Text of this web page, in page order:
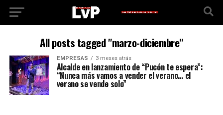
All posts tagged "marzo-diciembre"
EMPRESAS 3 meses atrás
Alcalde en lanzamiento de “Pucón te espera”:
“Nunca más vamos a vender el verano… el
verano se vende solo”